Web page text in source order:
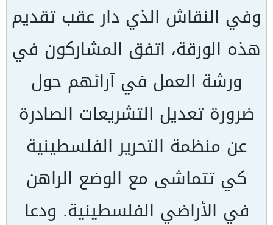
وفي النقاش الذي دار عقب تقديم
هذه الورقة، اتفق المشاركون في
ورشة العمل في آرائهم حول
ضرورة تعديل التشريعات الصادرة
عن منظمة التحرير الفلسطينية
كي تتماشى مع الوضع الراهن
في الأراضي الفلسطينية. ودعا